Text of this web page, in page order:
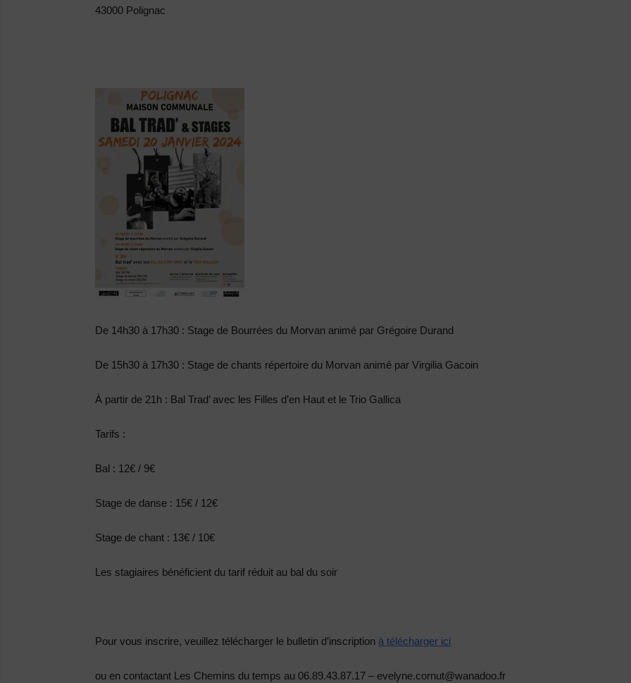
43000 Polignac
De 14h30 à 17h30 : Stage de Bourrées du Morvan animé par Grégoire Durand
De 15h30 à 17h30 : Stage de chants répertoire du Morvan animé par Virgilia Gacoin
À partir de 21h : Bal Trad’ avec les Filles d’en Haut et le Trio Gallica
Tarifs :
Bal : 12€ / 9€
Stage de danse : 15€ / 12€
Stage de chant : 13€ / 10€
Les stagiaires bénéficient du tarif réduit au bal du soir
Pour vous inscrire, veuillez télécharger le bulletin d’inscription à télécharger ici
ou en contactant Les Chemins du temps au 06.89.43.87.17 – evelyne.cornut@wanadoo.fr